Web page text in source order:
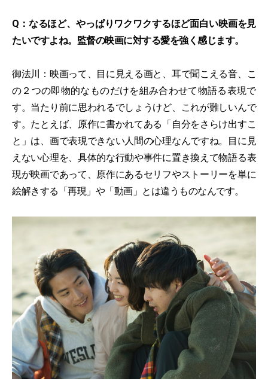
Q：なるほど、やっぱりワクワクするほど面白い映画を見
たいですよね。監督の映画に対する愛を強く感じます。
御法川：映画って、目に見える画と、耳で聞こえる音、こ
の２つの即物的なものだけを組み合わせて物語る表現で
す。当たり前に思われるでしょうけど、これが難しいんで
す。たとえば、原作に書かれてある「自分をさらけ出すこ
と」は、画で表現できない人間の心理なんですね。目に見
えない心理を、具体的な行動や事件に置き換えて物語る表
現が映画であって、原作にあるセリフやストーリーを単に
絵解きする「再現」や「動画」とは違うものなんです。